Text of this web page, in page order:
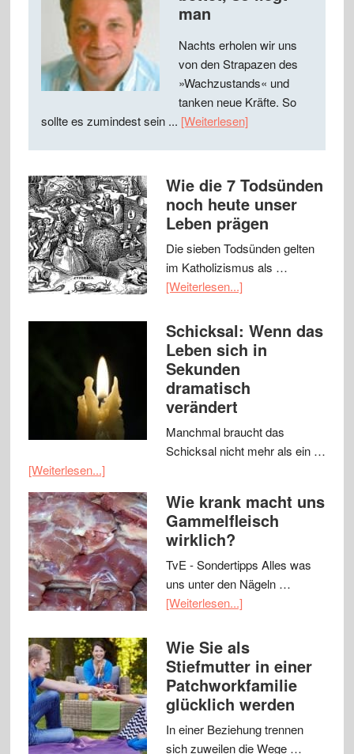
man
Nachts erholen wir uns
von den Strapazen des
»Wachzustands« und
tanken neue Kräfte. So
sollte es zumindest sein ... [Weiterlesen]
Wie die 7 Todsünden
noch heute unser
Leben prägen
Die sieben Todsünden gelten
im Katholizismus als …
[Weiterlesen...]
Schicksal: Wenn das
Leben sich in
Sekunden
dramatisch
verändert
Manchmal braucht das
Schicksal nicht mehr als ein …
[Weiterlesen...]
Wie krank macht uns
Gammelfleisch
wirklich?
TvE - Sondertipps Alles was
uns unter den Nägeln …
[Weiterlesen...]
Wie Sie als
Stiefmutter in einer
Patchworkfamilie
glücklich werden
In einer Beziehung trennen
sich zuweilen die Wege …